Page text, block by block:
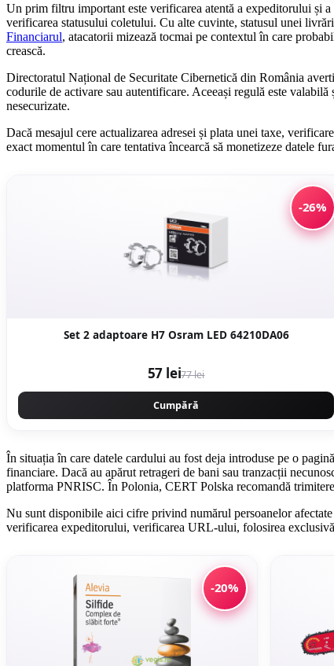
Un prim filtru important este verificarea atentă a expeditorului și
verificarea statusului coletului. Cu alte cuvinte, statusul unei
Financiarul, atacatorii mizează tocmai pe contextul în care
crească.
Directoratul Național de Securitate Cibernetică din România
codurile de activare sau autentificare. Aceeași regulă este
nesecurizate.
Dacă mesajul cere actualizarea adresei și plata unei taxe,
exact momentul în care tentativa încearcă să monetizeze datele
-26%
Set 2 adaptoare H7 Osram LED 64210DA06
57 lei77 lei
Cumpără
În situația în care datele cardului au fost deja introduse pe o
financiare. Dacă au apărut retrageri de bani sau tranzacții
platforma PNRISC. În Polonia, CERT Polska recomandă
Nu sunt disponibile aici cifre privind numărul persoanelor
verificarea expeditorului, verificarea URL-ului, folosirea
-20%